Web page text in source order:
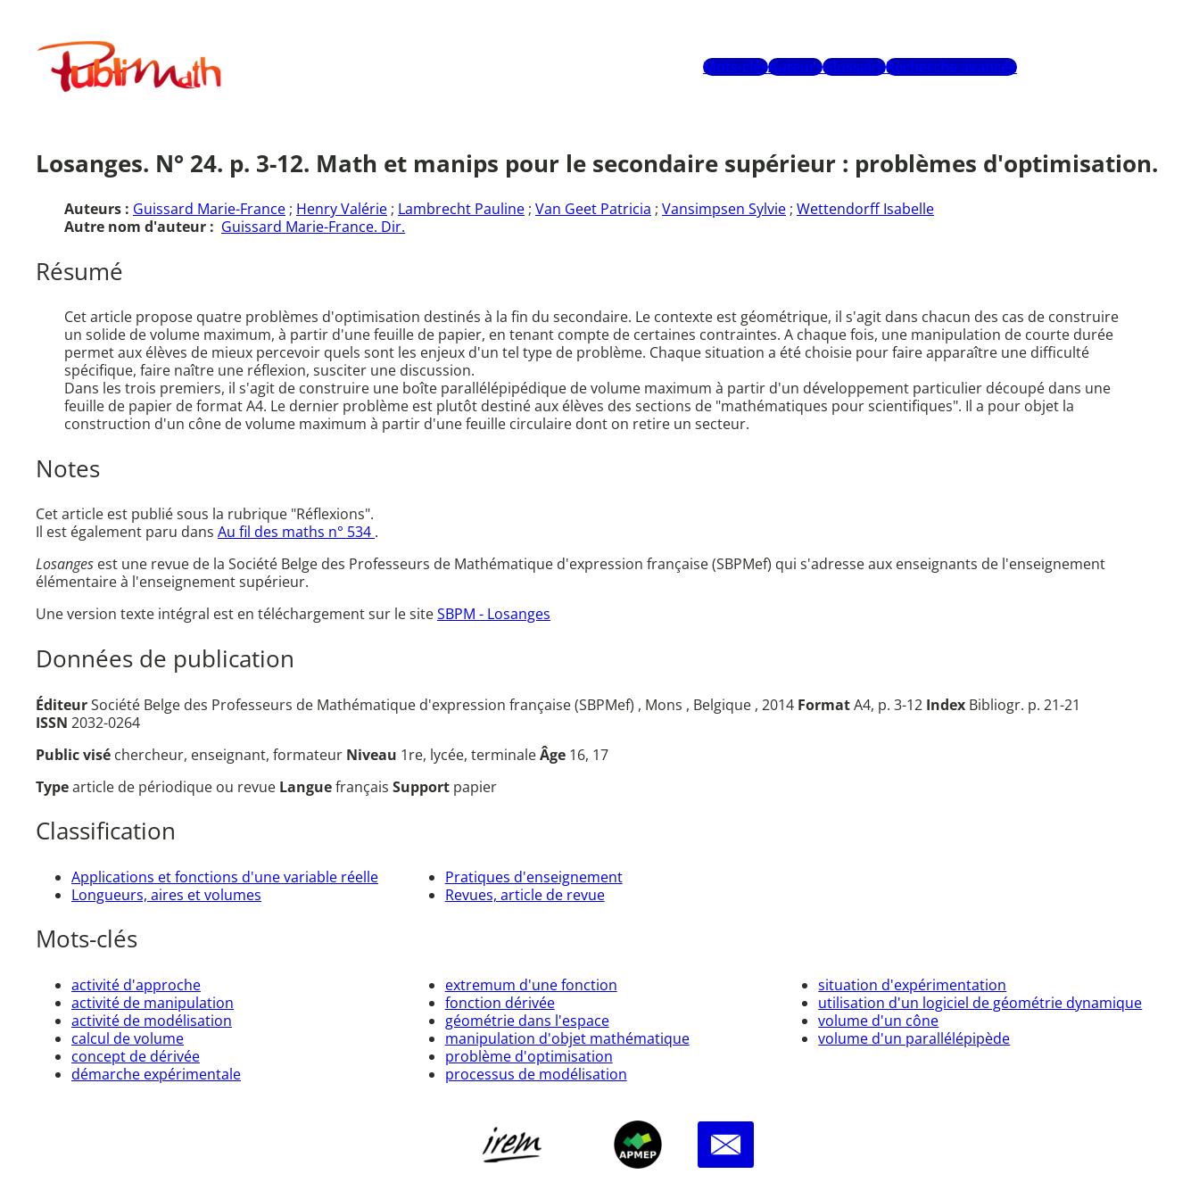
contenuPublimath
Mots-clésAuteursGlossaireRecherche avancée
Losanges. N° 24. p. 3-12. Math et manips pour le secondaire supérieur : problèmes d'optimisation.
Auteurs : Guissard Marie-France ; Henry Valérie ; Lambrecht Pauline ; Van Geet Patricia ; Vansimpsen Sylvie ; Wettendorff Isabelle
Autre nom d'auteur : Guissard Marie-France. Dir.
Résumé
Cet article propose quatre problèmes d'optimisation destinés à la fin du secondaire. Le contexte est géométrique, il s'agit dans chacun des cas de construire
un solide de volume maximum, à partir d'une feuille de papier, en tenant compte de certaines contraintes. A chaque fois, une manipulation de courte durée
permet aux élèves de mieux percevoir quels sont les enjeux d'un tel type de problème. Chaque situation a été choisie pour faire apparaître une difficulté
spécifique, faire naître une réflexion, susciter une discussion.
Dans les trois premiers, il s'agit de construire une boîte parallélépipédique de volume maximum à partir d'un développement particulier découpé dans une
feuille de papier de format A4. Le dernier problème est plutôt destiné aux élèves des sections de "mathématiques pour scientifiques". Il a pour objet la
construction d'un cône de volume maximum à partir d'une feuille circulaire dont on retire un secteur.
Notes
Cet article est publié sous la rubrique "Réflexions".
Il est également paru dans Au fil des maths n° 534 .
Losanges est une revue de la Société Belge des Professeurs de Mathématique d'expression française (SBPMef) qui s'adresse aux enseignants de l'enseignement
élémentaire à l'enseignement supérieur.
Une version texte intégral est en téléchargement sur le siteSBPM - Losanges
Données de publication
ÉditeurSociété Belge des Professeurs de Mathématique d'expression française (SBPMef) , Mons , Belgique , 2014 FormatA4, p. 3-12 Index Bibliogr. p. 21-21
ISSN 2032-0264
Public visé chercheur, enseignant, formateur Niveau 1re, lycée, terminaleÂge 16, 17
Typearticle de périodique ou revue Languefrançais Support papier
Classification
Applications et fonctions d'une variable réelle
Longueurs, aires et volumes
Pratiques d'enseignement
Revues, article de revue
Mots-clés
activité d'approche
activité de manipulation
activité de modélisation
calcul de volume
concept de dérivée
démarche expérimentale
extremum d'une fonction
fonction dérivée
géométrie dans l'espace
manipulation d'objet mathématique
problème d'optimisation
processus de modélisation
situation d'expérimentation
utilisation d'un logiciel de géométrie dynamique
volume d'un cône
volume d'un parallélépipède